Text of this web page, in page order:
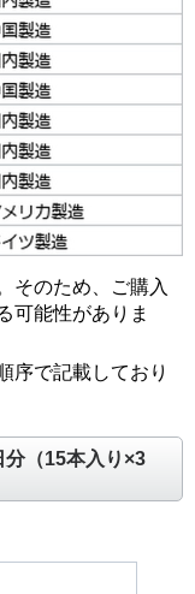
そのため、ご購入
可能性がありま
序で記載しており
分（15本入り×3